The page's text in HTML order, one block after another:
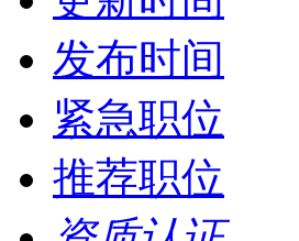
发布时间
紧急职位
推荐职位